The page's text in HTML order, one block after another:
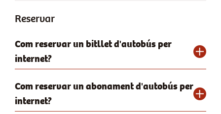
Reservar
Com reservar un bitllet d'autobús per
internet?
Com reservar un abonament d'autobús per
internet?